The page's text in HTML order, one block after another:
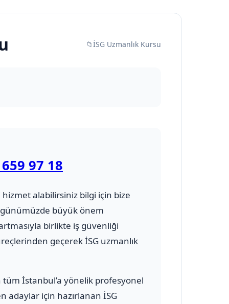
📁İSG Uzmanlık Kursu
97 18
alabilirsiniz bilgi için bize
günümüzde büyük önem
birlikte iş güvenliği
geçerek İSG uzmanlık
tüm İstanbul’a yönelik profesyonel
adaylar için hazırlanan İSG